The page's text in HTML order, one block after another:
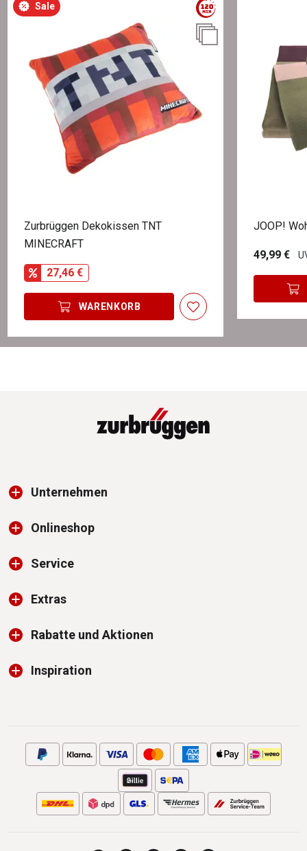
Sale
Zurbrüggen Dekokissen TNT
MINECRAFT
27,46 €
WARENKORB
JOOP!
49,99 €
Unternehmen
Onlineshop
Service
Extras
Rabatte und Aktionen
Inspiration